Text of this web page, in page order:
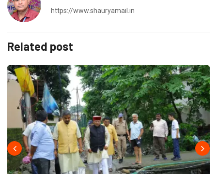
https://www.shauryamail.in
Related post